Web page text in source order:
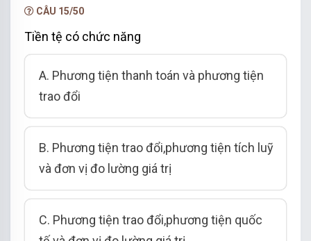
CÂU 15/50
Tiền tệ có chức năng
A. Phương tiện thanh toán và phương tiện
trao đổi
B. Phương tiện trao đổi,phương tiện tích luỹ
và đơn vị đo lường giá trị
C. Phương tiện trao đổi,phương tiện quốc